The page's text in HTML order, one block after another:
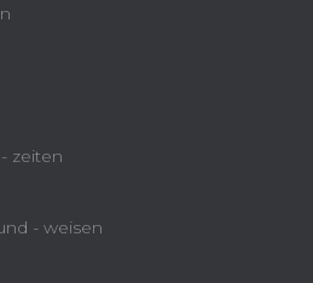
zeiten
- weisen